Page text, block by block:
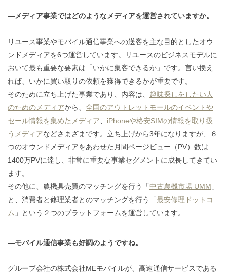
―メディア事業ではどのようなメディアを運営されていますか。
リユース事業やモバイル通信事業への送客を主な目的としたオウ
ンドメディアを6つ運営しています。リユースのビジネスモデルに
おいて最も重要な要素は「いかに集客できるか」です。言い換え
れば、いかに買い取りの依頼を獲得できるかが重要です。
そのために立ち上げた事業であり、内容は、 趣味探しをしたい人
のためのメディアから、 全国のアウトレットモールのイベントや
セール情報を集めたメディア
iPhoneや格安SIMの情報を取り扱
うメディアなどさまざまです。立ち上げから3年になりますが、６
つのオウンドメディアをあわせた月間ページビュー（PV）数は
1400万PVに達し、非常に重要な事業セグメントに成長してきてい
ます。
その他に、農機具売買のマッチングを行う「中古農機市場 UMM 」
と、消費者と修理業者とのマッチングを行う「最安修理ドットコ
ム 」という２つのプラットフォームを運営しています。
―モバイル通信事業も好調のようですね。
グループ会社の株式会社MEモバイルが、高速通信サービスである